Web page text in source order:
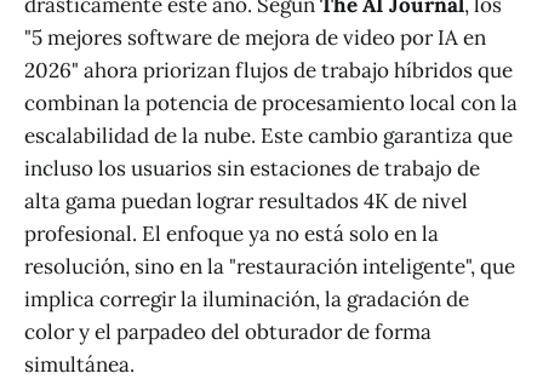
"5 mejores software de mejora de video por IA en
2026" ahora priorizan flujos de trabajo híbridos que
combinan la potencia de procesamiento local con la
escalabilidad de la nube. Este cambio garantiza que
incluso los usuarios sin estaciones de trabajo de
alta gama puedan lograr resultados 4K de nivel
profesional. El enfoque ya no está solo en la
resolución, sino en la "restauración inteligente", que
implica corregir la iluminación, la gradación de
color y el parpadeo del obturador de forma
simultánea.